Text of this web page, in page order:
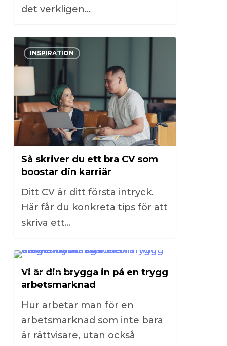
det verkligen…
INSPIRATION
Så skriver du ett bra CV som
boostar din karriär
Ditt CV är ditt första intryck.
Här får du konkreta tips för att
skriva ett…
0
Vi är din brygga in på en trygg
arbetsmarknad
Hur arbetar man för en
arbetsmarknad som inte bara
är rättvisare, utan också